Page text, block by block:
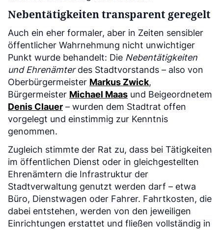
Nebentätigkeiten transparent geregelt
Auch ein eher formaler, aber in Zeiten sensibler
öffentlicher Wahrnehmung nicht unwichtiger
Punkt wurde behandelt: Die Nebentätigkeiten
und Ehrenämterdes Stadtvorstands – also von
Oberbürgermeister Markus Zwick,
Bürgermeister Michael Maas und Beigeordnetem
Denis Clauer – wurden dem Stadtrat offen
vorgelegt und einstimmig zur Kenntnis
genommen.
Zugleich stimmte der Rat zu, dass bei Tätigkeiten
im öffentlichen Dienst oder in gleichgestellten
Ehrenämtern die Infrastruktur der
Stadtverwaltung genutzt werden darf – etwa
Büro, Dienstwagen oder Fahrer. Fahrtkosten, die
dabei entstehen, werden von den jeweiligen
Einrichtungen erstattet und fließen vollständig in